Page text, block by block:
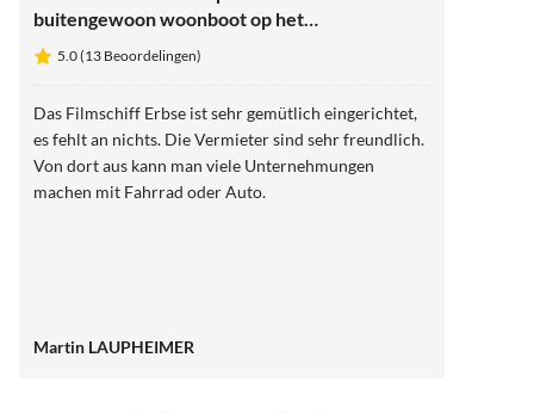
buitengewoon woonboot op het
land5.0 (13 Beoordelingen)
Das Filmschiff Erbse ist sehr gemütlich eingerichtet,
es fehlt an nichts. Die Vermieter sind sehr freundlich.
Von dort aus kann man viele Unternehmungen
machen mit Fahrrad oder Auto.
Martin LAUPHEIMER